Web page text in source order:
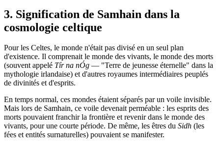
3. Signification de Samhain dans la
cosmologie celtique
Pour les Celtes, le monde n'était pas divisé en un seul plan
d'existence. Il comprenait le monde des vivants, le monde des morts
(souvent appelé Tír na nÓg — "Terre de jeunesse éternelle" dans la
mythologie irlandaise) et d'autres royaumes intermédiaires peuplés
de divinités et d'esprits.
En temps normal, ces mondes étaient séparés par un voile invisible.
Mais lors de Samhain, ce voile devenait perméable : les esprits des
morts pouvaient franchir la frontière et revenir dans le monde des
vivants, pour une courte période. De même, les êtres du Sidh (les
fées et entités surnaturelles) pouvaient se manifester.